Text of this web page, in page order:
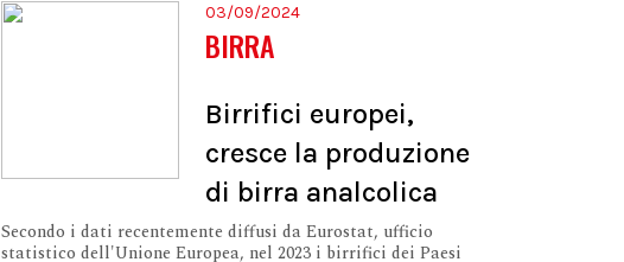
03/09/2024
BIRRA
Birrifici europei,
cresce la produzione
di birra analcolica
Secondo i dati recentemente diffusi da Eurostat, ufficio
statistico dell'Unione Europea, nel 2023 i birrifici dei Paesi